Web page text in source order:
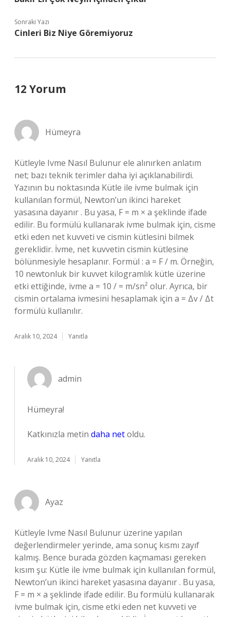
Sonraki Yazı
Cinleri Biz Niye Göremiyoruz
12 Yorum
Hümeyra
Kütleyle Ivme Nasıl Bulunur ele alınırken anlatım
net; bazı teknik terimler daha iyi açıklanabilirdi.
Yazının bu noktasında Kütle ile ivme bulmak için
kullanılan formül, Newton’un ikinci hareket
yasasına dayanır . Bu yasa, F = m × a şeklinde ifade
edilir. Bu formülü kullanarak ivme bulmak için, cisme
etki eden net kuvveti ve cismin kütlesini bilmek
gereklidir. İvme, net kuvvetin cismin kütlesine
bölünmesiyle hesaplanır. Formül : a = F / m. Örneğin,
10 newtonluk bir kuvvet kilogramlık kütle üzerine
etki ettiğinde, ivme a = 10 / = m/sn² olur. Ayrıca, bir
cismin ortalama ivmesini hesaplamak için a = Δv / Δt
formülü kullanılır.
Aralık 10, 2024 Yanıtla
admin
Hümeyra!
Katkınızla metin daha netoldu.
Aralık 10, 2024 Yanıtla
Ayaz
Kütleyle Ivme Nasıl Bulunur üzerine yapılan
değerlendirmeler yerinde, ama sonuç kısmı zayıf
kalmış. Bence burada gözden kaçmaması gereken
kısım şu: Kütle ile ivme bulmak için kullanılan formül,
Newton’un ikinci hareket yasasına dayanır . Bu yasa,
F = m × a şeklinde ifade edilir. Bu formülü kullanarak
ivme bulmak için, cisme etki eden net kuvveti ve